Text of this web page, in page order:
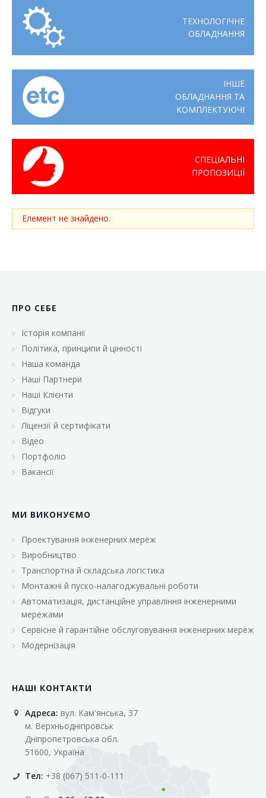
ТЕХНОЛОГІЧНЕ
ОБЛАДНАННЯ
ІНШЕ
ОБЛАДНАННЯ ТА
КОМПЛЕКТУЮЧІ
СПЕЦІАЛЬНІ
ПРОПОЗИЦІЇ
Елемент не знайдено.
ПРО СЕБЕ
Історія компанії
Політика, принципи й цінності
Наша команда
Наші Партнери
Наші Клієнти
Відгуки
Ліцензії й сертифікати
Відео
Портфоліо
Вакансії
МИ ВИКОНУЄМО
Проектування інженерних мереж
Виробництво
Транспортна й складська логістика
Монтажні й пуско-налагоджувальні роботи
Автоматизація, дистанційне управління інженерними
мережами
Сервісне й гарантійне обслуговування інженерних мереж
Модернізація
НАШІ КОНТАКТИ
Адреса: вул. Кам'янська, 37
м. Верхньодніпровськ
Дніпропетровська обл.
51600, Україна
Тел: +38 (067) 511-0-111